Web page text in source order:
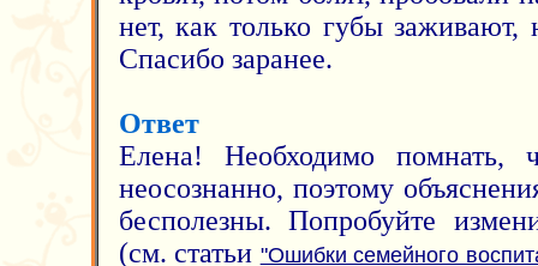
нет, как только губы заживают,
Спасибо заранее.
Ответ
Елена! Необходимо помнать,
неосознанно, поэтому
бесполезны. Попробуйте
(см. статьи "Ошибки семейного